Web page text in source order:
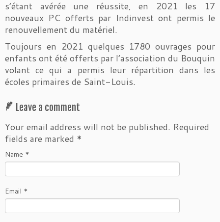
s’étant avérée une réussite, en 2021 les 17
nouveaux PC offerts par Indinvest ont permis le
renouvellement du matériel.
Toujours en 2021 quelques 1780 ouvrages pour
enfants ont été offerts par l’association du Bouquin
volant ce qui a permis leur répartition dans les
écoles primaires de Saint-Louis.
Leave a comment
Your email address will not be published. Required
fields are marked *
Name *
Email *